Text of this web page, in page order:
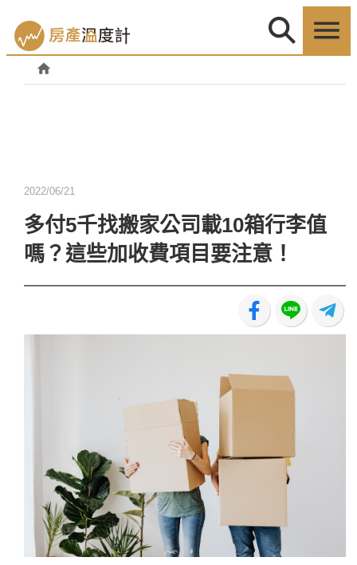
2022/06/21
多付5千找搬家公司載10箱行李值
嗎？這些加收費項目要注意！